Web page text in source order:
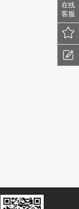
在线
客服